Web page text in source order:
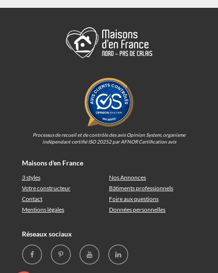
Processus de recueil et de contrôle des avis Opinion System, organisme
indépendant certifié ISO 20252 par AFNOR Certification avis
Maisons d'en France
3 styles
Nos Annonces
Votre constructeur
Bâtiments professionnels
Contact
Foire aux questions
Mentions légales
Données personnelles
Réseaux sociaux